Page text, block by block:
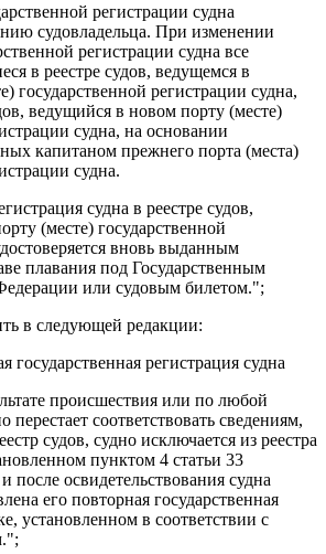
регистрации судна
судовладельца. При изменении
регистрации судна все
в реестре судов, ведущемся в
государственной регистрации судна,
ведущийся в новом порту (месте)
судна, на основании
капитаном прежнего порта (места)
судна.
судна в реестре судов,
(месте) государственной
вновь выданным
плавания под Государственным
или судовым билетом.";
в следующей редакции:
государственная регистрация судна
происшествия или по любой
перестает соответствовать сведениям,
судов, судно исключается из реестра
пунктом 4 статьи 33
после освидетельствования судна
его повторная государственная
установленном в соответствии с